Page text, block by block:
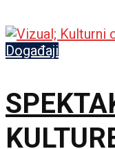
Događaji